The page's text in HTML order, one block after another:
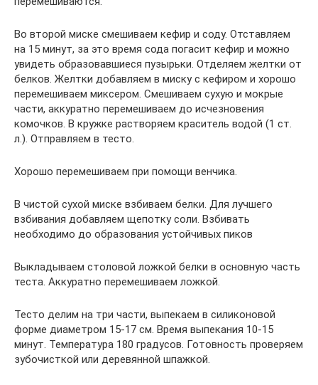
Во второй миске смешиваем кефир и соду. Отставляем
на 15 минут, за это время сода погасит кефир и можно
увидеть образовавшиеся пузырьки. Отделяем желтки от
белков. Желтки добавляем в миску с кефиром и хорошо
перемешиваем миксером. Смешиваем сухую и мокрые
части, аккуратно перемешиваем до исчезновения
комочков. В кружке растворяем краситель водой (1 ст.
л.). Отправляем в тесто.
Хорошо перемешиваем при помощи венчика.
В чистой сухой миске взбиваем белки. Для лучшего
взбивания добавляем щепотку соли. Взбивать
необходимо до образования устойчивых пиков
Выкладываем столовой ложкой белки в основную часть
теста. Аккуратно перемешиваем ложкой.
Тесто делим на три части, выпекаем в силиконовой
форме диаметром 15-17 см. Время выпекания 10-15
минут. Температура 180 градусов. Готовность проверяем
зубочисткой или деревянной шпажкой.